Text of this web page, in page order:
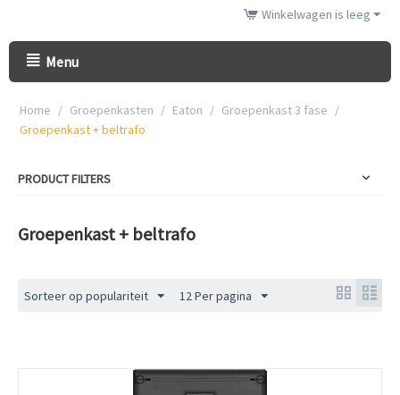
Winkelwagen is leeg
Menu
Home / Groepenkasten / Eaton / Groepenkast 3 fase /
Groepenkast + beltrafo
PRODUCT FILTERS
Groepenkast + beltrafo
Sorteer op populariteit 12 Per pagina